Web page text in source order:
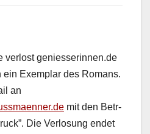
ver­lost geniesserinnen.de
Exem­plar des Romans.
an
mit den Betr­
Die Ver­losung endet